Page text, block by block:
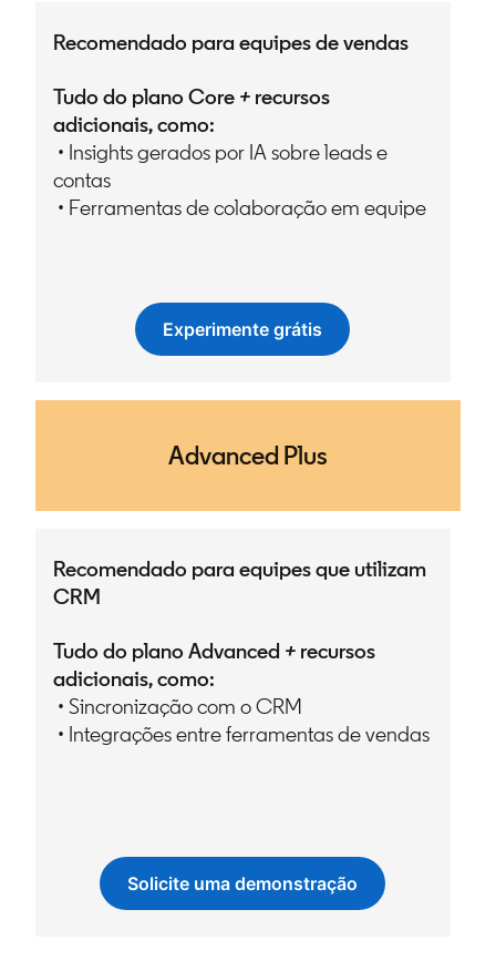
Recomendado para equipes de vendas
Tudo do plano Core + recursos
adicionais, como:
• Insights gerados por IA sobre leads e
contas
• Ferramentas de colaboração em equipe
Experimente grátis
opens in a new tab
Advanced Plus
Recomendado para equipes que utilizam
CRM
Tudo do plano Advanced + recursos
adicionais, como:
• Sincronização com o CRM
• Integrações entre ferramentas de vendas
Solicite uma demonstração